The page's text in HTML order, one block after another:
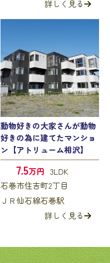
詳しく見る
動物好きの大家さんが動物
好きの為に建てたマンショ
ン【アトリューム相沢】
7.5万円 3LDK
石巻市住吉町2丁目
ＪＲ仙石線石巻駅
詳しく見る